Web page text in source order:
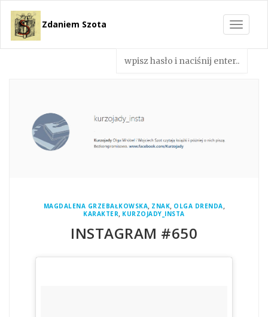
Toggle
Zdaniem Szota
MAGDALENA GRZEBAŁKOWSKA, ZNAK, OLGA DRENDA,
KARAKTER, KURZOJADY_INSTA
INSTAGRAM #650